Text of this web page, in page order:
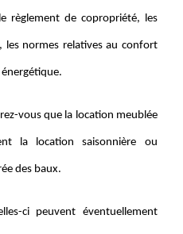
règlement de copropriété, les
les normes relatives au confort
vous que la location meublée
la location saisonnière ou
des baux.
ci peuvent éventuellement